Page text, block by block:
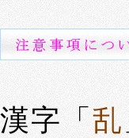
漢字「 乱